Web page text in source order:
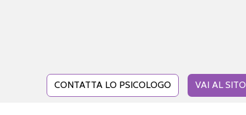
CONTATTA LO PSICOLOGO VAI AL SITO